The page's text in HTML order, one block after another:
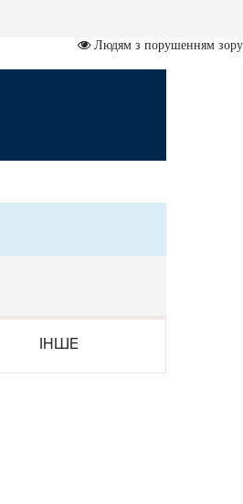
Людям з порушенням зору
ІНШЕ